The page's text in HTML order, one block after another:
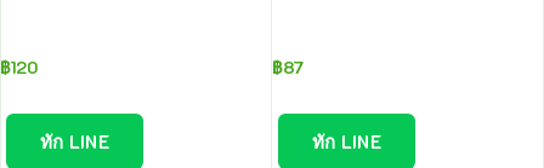
฿120
ทัก LINE
฿87
ทัก LINE